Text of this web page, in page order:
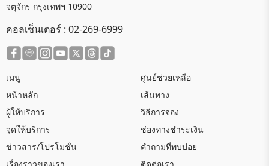
จตุจักร กรุงเทพฯ 10900
คอลเซ็นเตอร์ : 02-269-6999
เมนู
หน้าหลัก
ผู้ให้บริการ
จุดให้บริการ
ข่าวสาร/โปรโมชั่น
ศูนย์ช่วยเหลือ
เส้นทาง
วิธีการจอง
ช่องทางชำระเงิน
คำถามที่พบบ่อย